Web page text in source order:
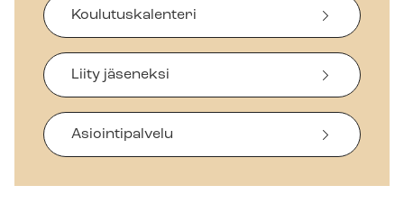
Koulutuskalenteri
Liity jäseneksi
Asiointipalvelu